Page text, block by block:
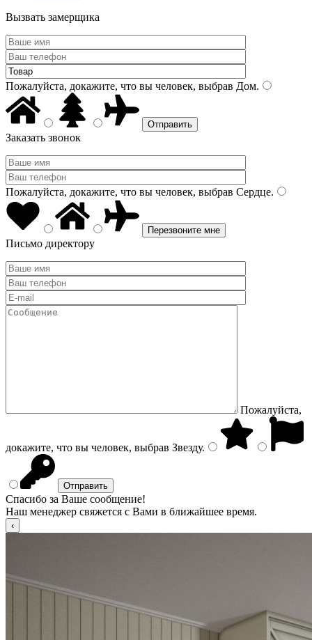
Вызвать замерщика
Пожалуйста, докажите, что вы человек, выбрав Дом.
Заказать звонок
Пожалуйста, докажите, что вы человек, выбрав Сердце.
Письмо директору
Пожалуйста,
докажите, что вы человек, выбрав Звезду.
Спасибо за Ваше сообщение!
Наш менеджер свяжется с Вами в ближайшее время.